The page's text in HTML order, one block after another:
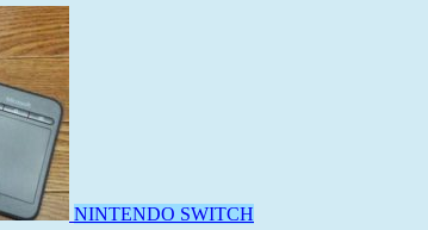
NINTENDO SWITCH